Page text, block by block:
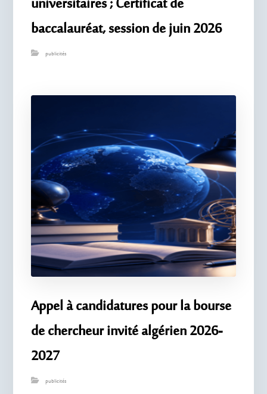
universitaires ; Certificat de
baccalauréat, session de juin 2026
publicités
Appel à candidatures pour la bourse
de chercheur invité algérien 2026-
2027
publicités